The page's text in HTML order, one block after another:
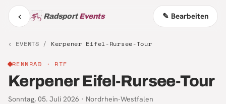
‹ RadsportEvents ✎ Bearbeiten
‹ EVENTS / Kerpener Eifel-Rursee-Tour
RENNRAD · RTF
Kerpener Eifel-Rursee-Tour
Sonntag, 05. Juli 2026 · Nordrhein-Westfalen